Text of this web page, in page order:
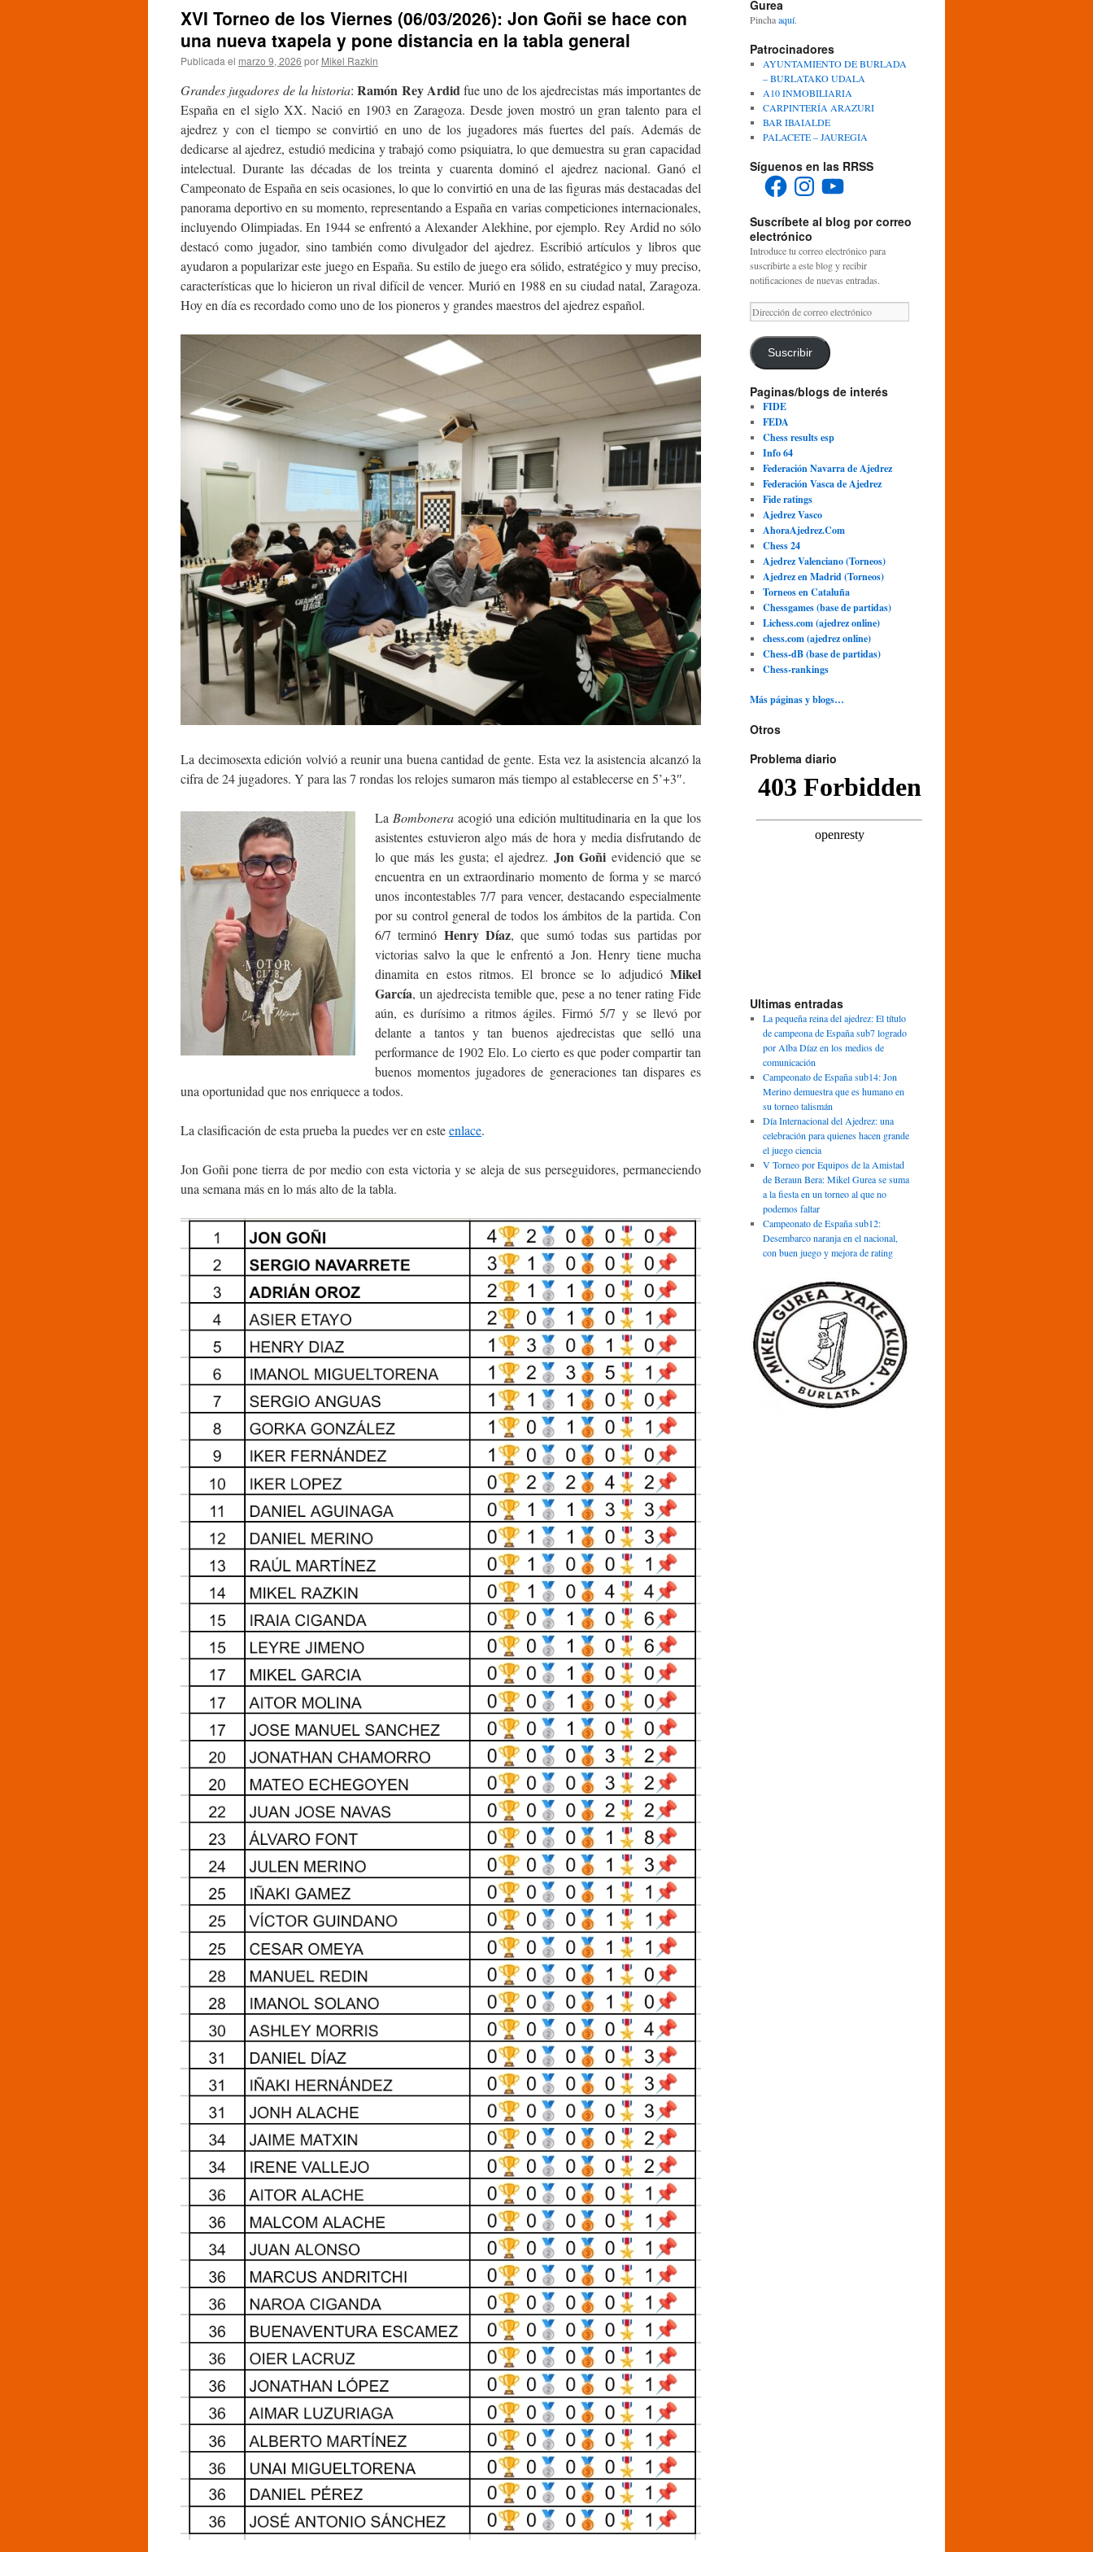
XVI Torneo de los Viernes (06/03/2026): Jon Goñi se hace con
una nueva txapela y pone distancia en la tabla general
Publicada el marzo 9, 2026 por Mikel Razkin
Grandes jugadores de la historia:Ramón Rey Ardidfue uno de los ajedrecistas más importantes de
España en el siglo XX. Nació en 1903 en Zaragoza. Desde joven mostró un gran talento para el
ajedrez y con el tiempo se convirtió en uno de los jugadores más fuertes del país. Además de
dedicarse al ajedrez, estudió medicina y trabajó como psiquiatra, lo que demuestra su gran capacidad
intelectual. Durante las décadas de los treinta y cuarenta dominó el ajedrez nacional. Ganó el
Campeonato de España en seis ocasiones, lo que lo convirtió en una de las figuras más destacadas del
panorama deportivo en su momento, representando a España en varias competiciones internacionales,
incluyendo Olimpiadas. En 1944 se enfrentó a Alexander Alekhine, por ejemplo. Rey Ardid no sólo
destacó como jugador, sino también como divulgador del ajedrez. Escribió artículos y libros que
ayudaron a popularizar este juego en España. Su estilo de juego era sólido, estratégico y muy preciso,
características que lo hicieron un rival difícil de vencer. Murió en 1988 en su ciudad natal, Zaragoza.
Hoy en día es recordado como uno de los pioneros y grandes maestros del ajedrez español.
La decimosexta edición volvió a reunir una buena cantidad de gente. Esta vez la asistencia alcanzó la
cifra de 24 jugadores. Y para las 7 rondas los relojes sumaron más tiempo al establecerse en 5’+3″.
La Bomboneraacogió una edición multitudinaria en la que los
asistentes estuvieron algo más de hora y media disfrutando de
lo que más les gusta; el ajedrez. Jon Goñi evidenció que se
encuentra en un extraordinario momento de forma y se marcó
unos incontestables 7/7 para vencer, destacando especialmente
por su control general de todos los ámbitos de la partida. Con
6/7 terminó Henry Díaz, que sumó todas sus partidas por
victorias salvo la que le enfrentó a Jon. Henry tiene mucha
dinamita en estos ritmos. El bronce se lo adjudicó Mikel
García, un ajedrecista temible que, pese a no tener rating Fide
aún, es durísimo a ritmos ágiles. Firmó 5/7 y se llevó por
delante a tantos y tan buenos ajedrecistas que selló una
performance de 1902 Elo. Lo cierto es que poder compartir tan
buenos momentos jugadores de generaciones tan dispares es
una oportunidad que nos enriquece a todos.
La clasificación de esta prueba la puedes ver en esteenlace.
Jon Goñi pone tierra de por medio con esta victoria y se aleja de sus perseguidores, permaneciendo
una semana más en lo más alto de la tabla.
Gurea
Pinchaaquí.
Patrocinadores
AYUNTAMIENTO DE BURLADA
– BURLATAKO UDALA
A10 INMOBILIARIA
CARPINTERÍA ARAZURI
BAR IBAIALDE
PALACETE – JAUREGIA
Síguenos en las RRSS
FacebookInstagramYouTube
Suscríbete al blog por correo
electrónico
Introduce tu correo electrónico para
suscribirte a este blog y recibir
notificaciones de nuevas entradas.
Dirección
de
correo
electrónico
Suscribir
Paginas/blogs de interés
FIDE
FEDA
Chess results esp
Info 64
Federación Navarra de Ajedrez
Federación Vasca de Ajedrez
Fide ratings
Ajedrez Vasco
AhoraAjedrez.Com
Chess 24
Ajedrez Valenciano (Torneos)
Ajedrez en Madrid (Torneos)
Torneos en Cataluña
Chessgames (base de partidas)
Lichess.com (ajedrez online)
chess.com (ajedrez online)
Chess-dB (base de partidas)
Chess-rankings
Más páginas y blogs…
Otros
Problema diario
Ultimas entradas
La pequeña reina del ajedrez: El título
de campeona de España sub7 logrado
por Alba Díaz en los medios de
comunicación
Campeonato de España sub14: Jon
Merino demuestra que es humano en
su torneo talismán
Día Internacional del Ajedrez: una
celebración para quienes hacen grande
el juego ciencia
V Torneo por Equipos de la Amistad
de Beraun Bera: Mikel Gurea se suma
a la fiesta en un torneo al que no
podemos faltar
Campeonato de España sub12:
Desembarco naranja en el nacional,
con buen juego y mejora de rating